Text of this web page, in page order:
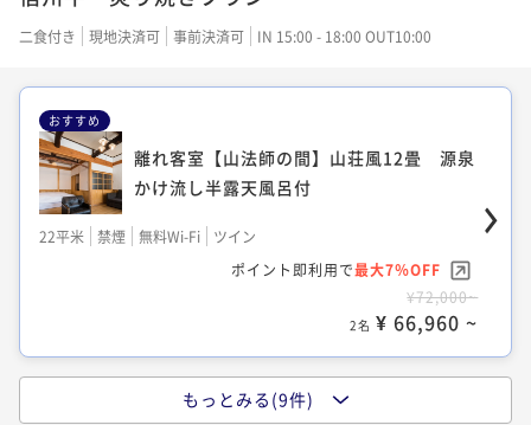
22平米 禁煙 無料Wi-Fi
和室
2名 ¥ 56,544 ~
離れ客室【山桜の間】和モダン12畳 源泉
かけ流し半露天風呂付
源泉かけ流し半露天風呂付
30平米 禁煙 無料Wi-Fi
和室
ポイント即利用で
¥58,200~
¥ 54,126 ~
【和モダン風客室】和室10畳 源泉かけ流
し半露天風呂付
2名 ¥ 44,268 ~
【檜の間】和室10畳+6畳
30平米 禁煙
¥47,600~
¥ 44,268 ~
【竹の間】和室7畳 源泉かけ流し半露天
二食付き 現地決済可 事前決済可 IN 15:00 - 18:00 OUT10:00
おすすめ
離れ客室【山法師の間】山荘風12畳 源泉
かけ流し半露天風呂付
22平米 禁煙 無料Wi-Fi
ツイン
ポイント即利用で最大7％OFF
¥72,000~
2名 ¥ 66,960 ~
もっとみる(9件)